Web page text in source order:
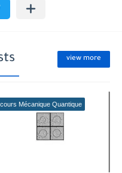
view more
cours Mécanique Quantique